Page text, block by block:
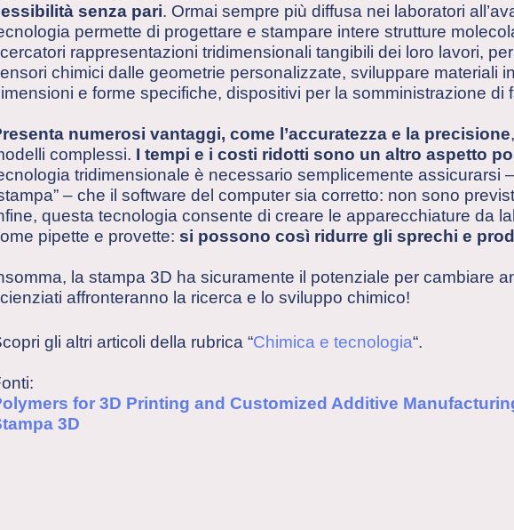
senza pari. Ormai sempre più diffusa nei laboratori
permette di progettare e stampare intere strutture
rappresentazioni tridimensionali tangibili dei loro lavori,
chimici dalle geometrie personalizzate, sviluppare materiali
e forme specifiche, dispositivi per la somministrazione di
numerosi vantaggi, come l’accuratezza e la precisione
complessi. I tempi e i costi ridotti sono un altro aspetto
tridimensionale è necessario semplicemente assicurarsi
– che il software del computer sia corretto: non sono
questa tecnologia consente di creare le apparecchiature da
pipette e provette: si possono così ridurre gli sprechi e
la stampa 3D ha sicuramente il potenziale per cambiare
affronteranno la ricerca e lo sviluppo chimico!
gli altri articoli della rubrica “Chimica e tecnologia“.
for 3D Printing and Customized Additive
3D